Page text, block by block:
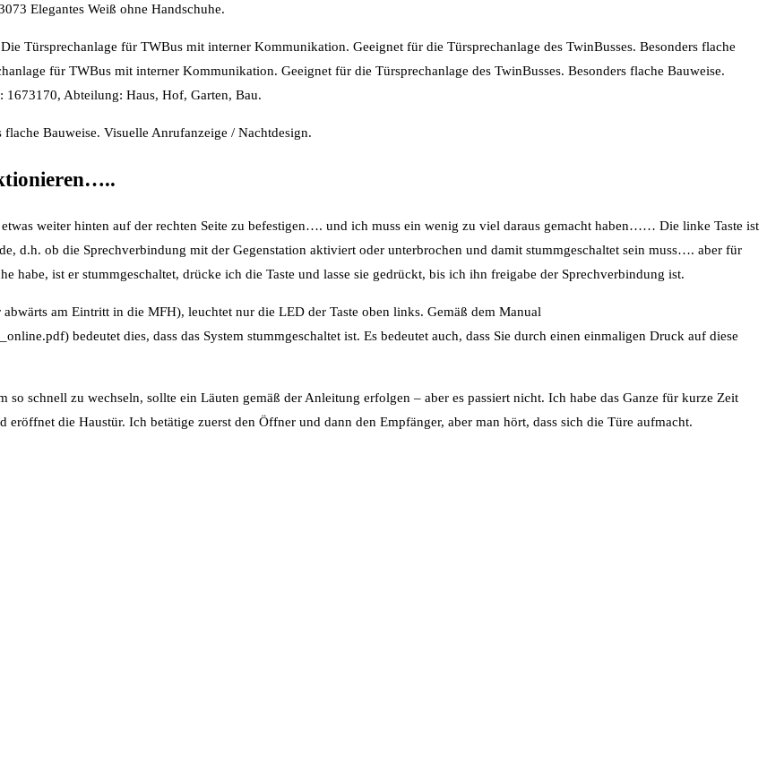
Elegantes Weiß ohne Handschuhe.
Türsprechanlage für TWBus mit interner Kommunikation. Geeignet für die Türsprechanlage des TwinBusses. Besonders flache
für TWBus mit interner Kommunikation. Geeignet für die Türsprechanlage des TwinBusses. Besonders flache Bauweise.
Abteilung: Haus, Hof, Garten, Bau.
Bauweise. Visuelle Anrufanzeige / Nachtdesign.
weiter hinten auf der rechten Seite zu befestigen…. und ich muss ein wenig zu viel daraus gemacht haben…… Die linke Taste ist
d.h. ob die Sprechverbindung mit der Gegenstation aktiviert oder unterbrochen und damit stummgeschaltet sein muss…. aber für
habe, ist er stummgeschaltet, drücke ich die Taste und lasse sie gedrückt, bis ich ihn freigabe der Sprechverbindung ist.
am Eintritt in die MFH), leuchtet nur die LED der Taste oben links. Gemäß dem Manual
bedeutet dies, dass das System stummgeschaltet ist. Es bedeutet auch, dass Sie durch einen einmaligen Druck auf diese
schnell zu wechseln, sollte ein Läuten gemäß der Anleitung erfolgen – aber es passiert nicht. Ich habe das Ganze für kurze Zeit
die Haustür. Ich betätige zuerst den Öffner und dann den Empfänger, aber man hört, dass sich die Türe aufmacht.